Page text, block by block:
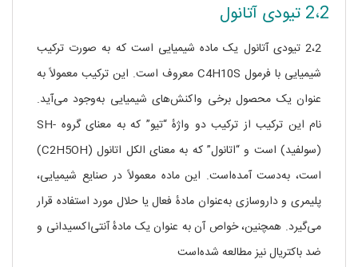
2،2 تیودی آتانول
2،2 تیودی آتانول یک ماده شیمیایی است که به صورت ترکیب
شیمیایی با فرمول C4H10S معروف است. این ترکیب معمولاً به
عنوان یک محصول برخی واکنش‌های شیمیایی به‌وجود می‌آید.
نام این ترکیب از ترکیب دو واژهٔ “تیو” که به معنای گروه -SH
(سولفید) است و “اتانول” که به معنای الکل اتانول (C2H5OH)
است، به‌دست آمده‌است. این ماده معمولاً در صنایع شیمیایی،
پلیمری و داروسازی به‌عنوان مادهٔ فعال یا حلال مورد استفاده قرار
می‌گیرد. همچنین، خواص آن به عنوان یک مادهٔ آنتی‌اکسیدانی و
ضد باکتریال نیز مطالعه شده‌است